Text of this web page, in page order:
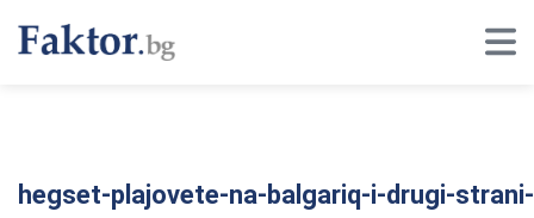
hegset-plajovete-na-balgariq-i-drugi-